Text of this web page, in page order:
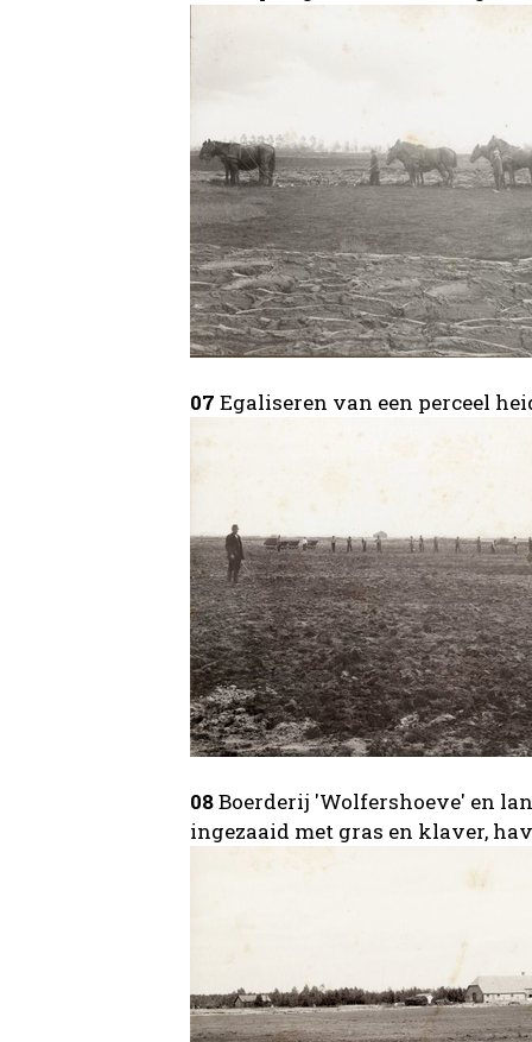
07 Egaliseren van een perceel
08Boerderij 'Wolfershoeve' en
ingezaaid met gras en klaver,